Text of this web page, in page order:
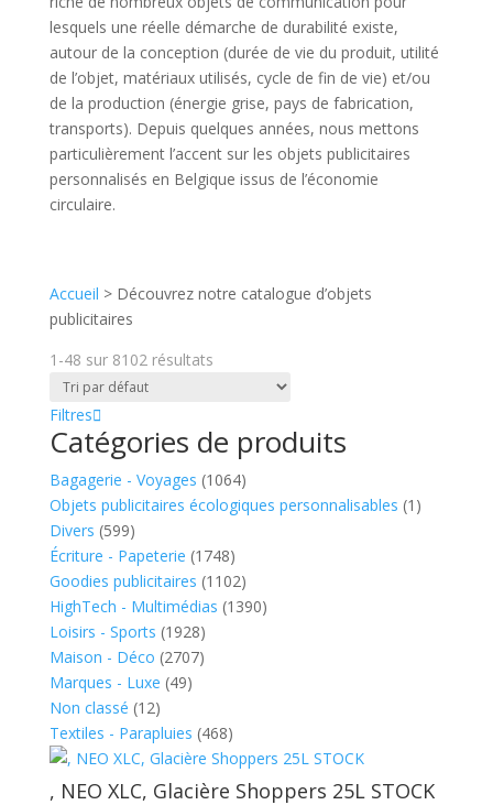
lesquels une réelle démarche de durabilité existe,
autour de la conception (durée de vie du produit, utilité
de l’objet, matériaux utilisés, cycle de fin de vie) et/ou
de la production (énergie grise, pays de fabrication,
transports). Depuis quelques années, nous mettons
particulièrement l’accent sur les objets publicitaires
personnalisés en Belgique issus de l’économie
circulaire.
Accueil > Découvrez notre catalogue d’objets
publicitaires
1-48 sur 8102résultats
Filtres
Catégories de produits
Bagagerie - Voyages (1064)
Objets publicitaires écologiques personnalisables (1)
Divers (599)
Écriture - Papeterie (1748)
Goodies publicitaires (1102)
HighTech - Multimédias (1390)
Loisirs - Sports (1928)
Maison - Déco (2707)
Marques - Luxe (49)
Non classé (12)
Textiles - Parapluies (468)
, NEO XLC, Glacière Shoppers 25L STOCK